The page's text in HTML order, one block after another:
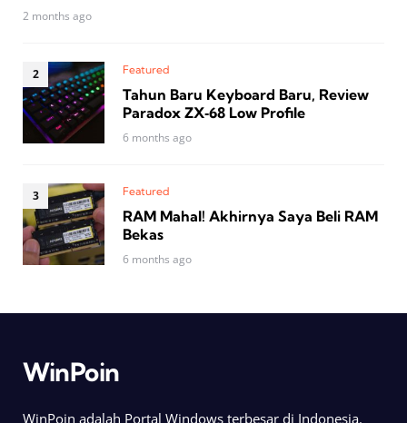
2 months ago
Featured
Tahun Baru Keyboard Baru, Review
Paradox ZX‑68 Low Profile
6 months ago
Featured
RAM Mahal! Akhirnya Saya Beli RAM
Bekas
6 months ago
WinPoin
WinPoin adalah Portal Windows terbesar di Indonesia.